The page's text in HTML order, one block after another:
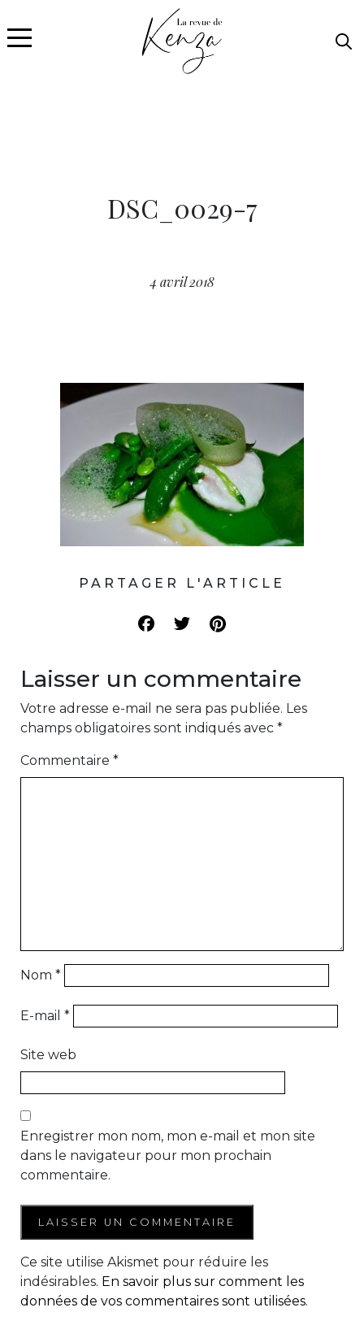
DSC_0029-7
4 avril 2018
PARTAGER L'ARTICLE
Laisser un commentaire
Votre adresse e-mail ne sera pas publiée. Les
champs obligatoires sont indiqués avec *
Commentaire *
Nom *
E-mail *
Site web
Enregistrer mon nom, mon e-mail et mon site
dans le navigateur pour mon prochain
commentaire.
Ce site utilise Akismet pour réduire les
indésirables. En savoir plus sur comment les
données de vos commentaires sont utilisées.